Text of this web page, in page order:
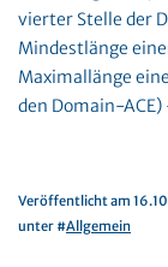
vierter Stelle der
Mindestlänge
Maximallänge
den Domain-
Veröffentlicht am
unter #Allgemein